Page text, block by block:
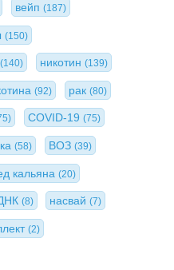
вейп (187)
(150)
(140) никотин (139)
(92) рак (80)
COVID-19 (75)
(58) ВОЗ (39)
кальяна (20)
(8) насвай(7)
(2)